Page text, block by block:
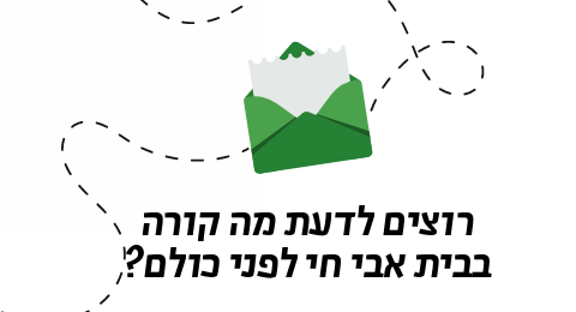
רוצים לדעת מה קורה
בבית אבי חי לפני כולם?